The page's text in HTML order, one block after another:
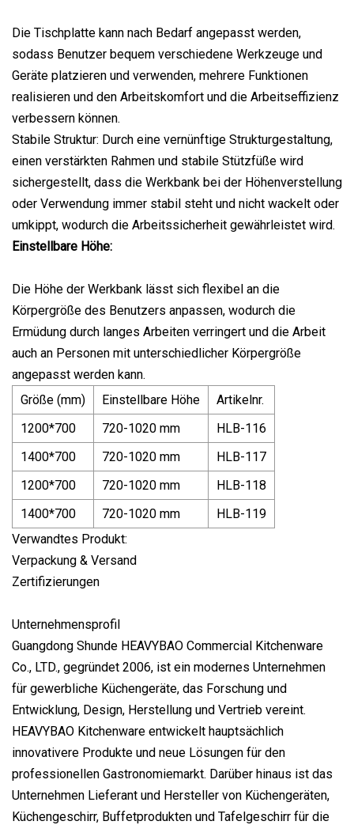
Die Tischplatte kann nach Bedarf angepasst werden,
sodass Benutzer bequem verschiedene Werkzeuge und
Geräte platzieren und verwenden, mehrere Funktionen
realisieren und den Arbeitskomfort und die Arbeitseffizienz
verbessern können.
Stabile Struktur: Durch eine vernünftige Strukturgestaltung,
einen verstärkten Rahmen und stabile Stützfüße wird
sichergestellt, dass die Werkbank bei der Höhenverstellung
oder Verwendung immer stabil steht und nicht wackelt oder
umkippt, wodurch die Arbeitssicherheit gewährleistet wird.
Einstellbare Höhe:
Die Höhe der Werkbank lässt sich flexibel an die
Körpergröße des Benutzers anpassen, wodurch die
Ermüdung durch langes Arbeiten verringert und die Arbeit
auch an Personen mit unterschiedlicher Körpergröße
angepasst werden kann.
Größe (mm)
Einstellbare Höhe
Artikelnr.
1200*700
720-1020 mm
HLB-116
1400*700
720-1020 mm
HLB-117
1200*700
720-1020 mm
HLB-118
1400*700
720-1020 mm
HLB-119
Verwandtes Produkt:
Verpackung & Versand
Zertifizierungen
Unternehmensprofil
Guangdong Shunde HEAVYBAO Commercial Kitchenware
Co., LTD., gegründet 2006, ist ein modernes Unternehmen
für gewerbliche Küchengeräte, das Forschung und
Entwicklung, Design, Herstellung und Vertrieb vereint.
HEAVYBAO Kitchenware entwickelt hauptsächlich
innovativere Produkte und neue Lösungen für den
professionellen Gastronomiemarkt. Darüber hinaus ist das
Unternehmen Lieferant und Hersteller von Küchengeräten,
Küchengeschirr, Buffetprodukten und Tafelgeschirr für die